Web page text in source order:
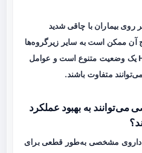
روی بیماران با چاقی شدید
آن ممکن است به سایر زیرگروه‌ها
تعمیم نیابد. HFpEF یک وضعیت متنوع است و عوامل
متفاوت باشند.
می‌توانند به بهبود عملکرد
داروی مشخصی به‌طور قطعی برای